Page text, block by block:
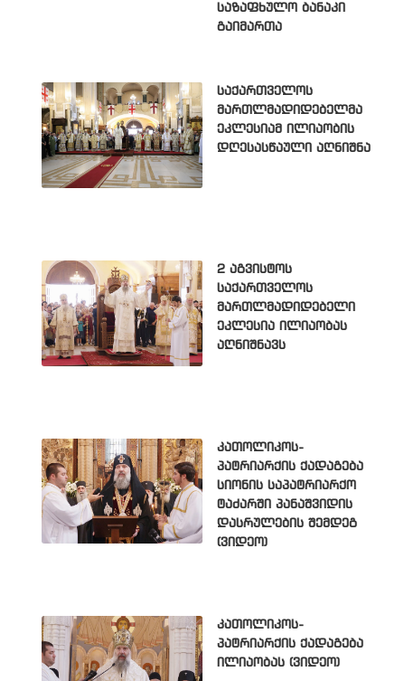
საზაფხულო ბანაკი
გაიმართა
საქართველოს
მართლმადიდებელმა
ეკლესიამ ილიაობის
დღესასწაული აღნიშნა
2 აგვისტოს
საქართველოს
მართლმადიდებელი
ეკლესია ილიაობას
აღნიშნავს
კათოლიკოს-
პატრიარქის ქადაგება
სიონის საპატრიარქო
ტაძარში პანაშვიდის
დასრულების შემდეგ
(ვიდეო)
კათოლიკოს-
პატრიარქის ქადაგება
ილიაობას (ვიდეო)